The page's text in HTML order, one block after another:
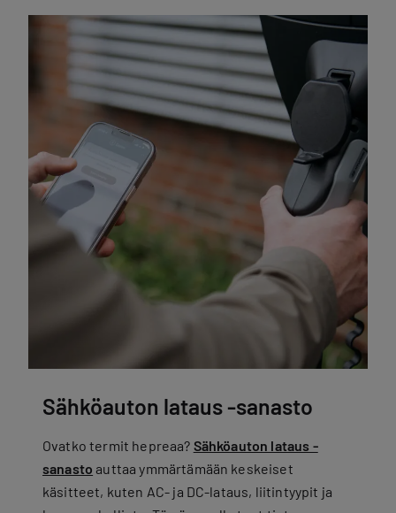
Sähköauton lataus -sanasto
Ovatko termit hepreaa? Sähköauton lataus -
sanasto auttaa ymmärtämään keskeiset
käsitteet, kuten AC- ja DC-lataus, liitintyypit ja